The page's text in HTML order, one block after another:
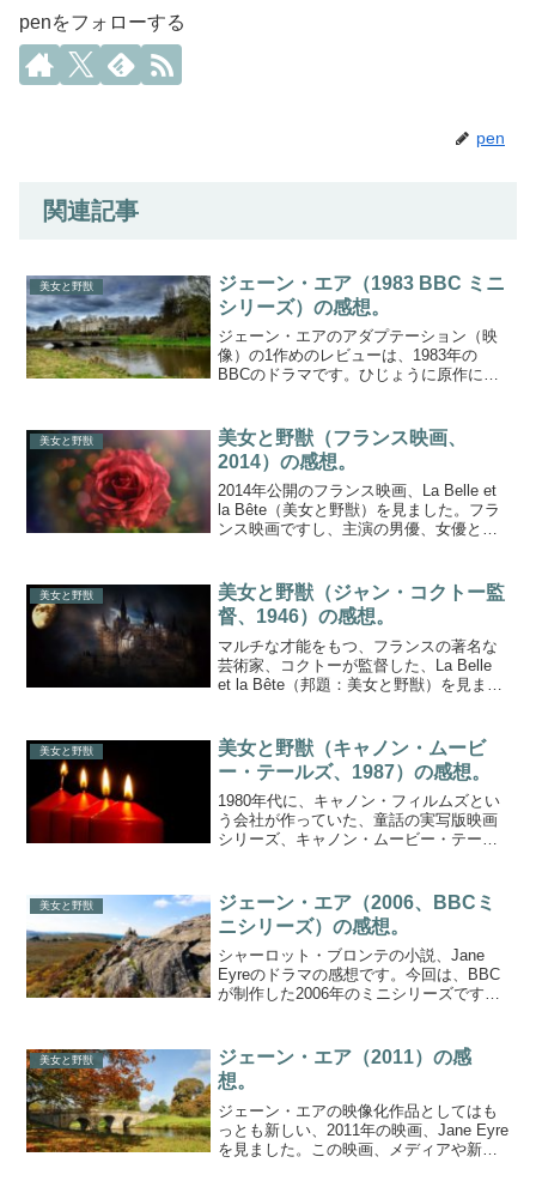
penをフォローする
pen
関連記事
美女と野獣
ジェーン・エア（1983 BBC ミニ
シリーズ）の感想。
ジェーン・エアのアダプテーション（映
像）の1作めのレビューは、1983年の
BBCのドラマです。ひじょうに原作に忠
じた、ティモシー・ダルトンの熱演が光
っています。予告編（...
美女と野獣
美女と野獣（フランス映画、
2014）の感想。
2014年公開のフランス映画、La Belle et
la Bête（美女と野獣）を見ました。フラ
ンス映画ですし、主演の男優、女優と
がもう少し違ったらさらによかったで
す...
美女と野獣
美女と野獣（ジャン・コクトー監
督、1946）の感想。
マルチな才能をもつ、フランスの著名な
芸術家、コクトーが監督した、La Belle
et la Bête（邦題：美女と野獣）を見まし
はジャン・コクトー自身です。作品情...
美女と野獣
美女と野獣（キャノン・ムービ
ー・テールズ、1987）の感想。
1980年代に、キャノン・フィルムズとい
う会社が作っていた、童話の実写版映画
シリーズ、キャノン・ムービー・テール
情報監督：ユージン・マーナー原作：ヴ
ィルヌーブ夫人の『...
美女と野獣
ジェーン・エア（2006、BBCミ
ニシリーズ）の感想。
シャーロット・ブロンテの小説、Jane
Eyreのドラマの感想です。今回は、BBC
が制作した2006年のミニシリーズです。
しない」と思うシーンがありますが、主
役の2人は...
美女と野獣
ジェーン・エア（2011）の感
想。
ジェーン・エアの映像化作品としてはも
っとも新しい、2011年の映画、Jane Eyre
を見ました。この映画、メディアや新聞